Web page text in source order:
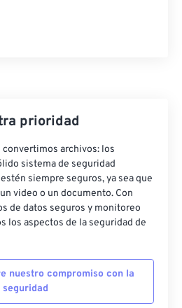
prioridad
convertimos archivos: los
sistema de seguridad
siempre seguros, ya sea que
video o un documento. Con
de datos seguros y monitoreo
los aspectos de la seguridad de
nuestro compromiso con la
seguridad